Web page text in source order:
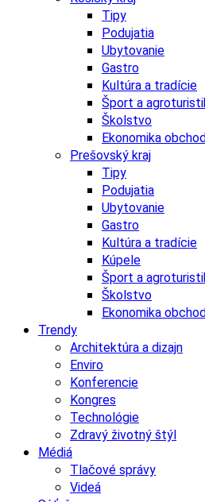
Tipy
Podujatia
Ubytovanie
Gastro
Kultúra a tradície
Šport a
Školstvo
Ekonomika
Prešovský kraj
Tipy
Podujatia
Ubytovanie
Gastro
Kultúra a tradície
Kúpele
Šport a
Školstvo
Ekonomika
Trendy
Architektúra a dizajn
Enviro
Konferencie
Kongres
Technológie
Zdravý životný štýl
Médiá
Tlačové správy
Videá